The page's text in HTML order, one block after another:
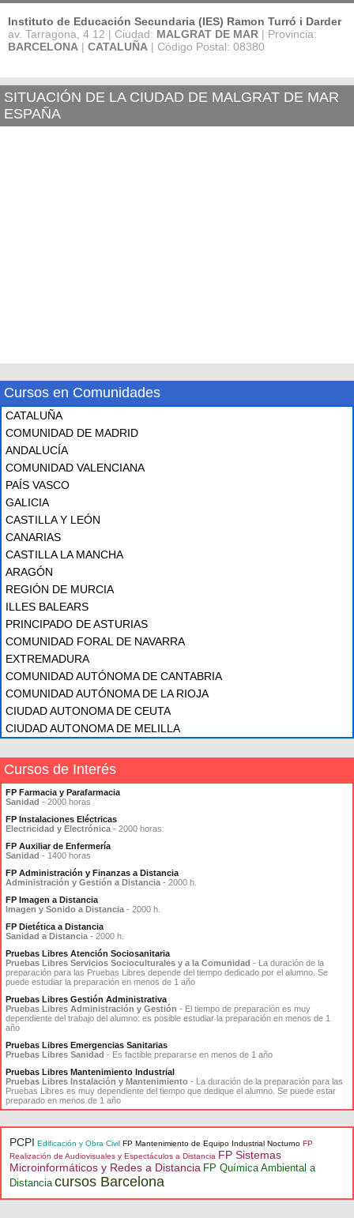
Instituto de Educación Secundaria (IES) Ramon Turró i Darder
av. Tarragona, 4 12 | Ciudad: MALGRAT DE MAR | Provincia:
BARCELONA | CATALUÑA | Código Postal: 08380
SITUACIÓN DE LA CIUDAD DE MALGRAT DE MAR
ESPAÑA
Cursos en Comunidades
CATALUÑA
COMUNIDAD DE MADRID
ANDALUCÍA
COMUNIDAD VALENCIANA
PAÍS VASCO
GALICIA
CASTILLA Y LEÓN
CANARIAS
CASTILLA LA MANCHA
ARAGÓN
REGIÓN DE MURCIA
ILLES BALEARS
PRINCIPADO DE ASTURIAS
COMUNIDAD FORAL DE NAVARRA
EXTREMADURA
COMUNIDAD AUTÓNOMA DE CANTABRIA
COMUNIDAD AUTÓNOMA DE LA RIOJA
CIUDAD AUTONOMA DE CEUTA
CIUDAD AUTONOMA DE MELILLA
Cursos de Interés
FP Farmacia y Parafarmacia
Sanidad - 2000 horas
FP Instalaciones Eléctricas
Electricidad y Electrónica - 2000 horas
FP Auxiliar de Enfermería
Sanidad - 1400 horas
FP Administración y Finanzas a Distancia
Administración y Gestión a Distancia - 2000 h.
FP Imagen a Distancia
Imagen y Sonido a Distancia - 2000 h.
FP Dietética a Distancia
Sanidad a Distancia - 2000 h.
Pruebas Libres Atención Sociosanitaria
Pruebas Libres Servicios Socioculturales y a la Comunidad - La duración de la
preparación para las Pruebas Libres depende del tiempo dedicado por el alumno. Se
puede estudiar la preparación en menos de 1 año
Pruebas Libres Gestión Administrativa
Pruebas Libres Administración y Gestión - El tiempo de preparación es muy
dependiente del trabajo del alumno: es posible estudiar la preparación en menos de 1
año
Pruebas Libres Emergencias Sanitarias
Pruebas Libres Sanidad - Es factible prepararse en menos de 1 año
Pruebas Libres Mantenimiento Industrial
Pruebas Libres Instalación y Mantenimiento - La duración de la preparación para las
Pruebas Libres es muy dependiente del tiempo que dedique el alumno. Se puede estar
preparado en menos de 1 año
PCPI Edificación y Obra Civil FP Mantenimiento de Equipo Industrial Nocturno FP
Realización de Audiovisuales y Espectáculos a Distancia FP Sistemas
Microinformáticos y Redes a Distancia FP Química Ambiental a
Distancia cursos Barcelona